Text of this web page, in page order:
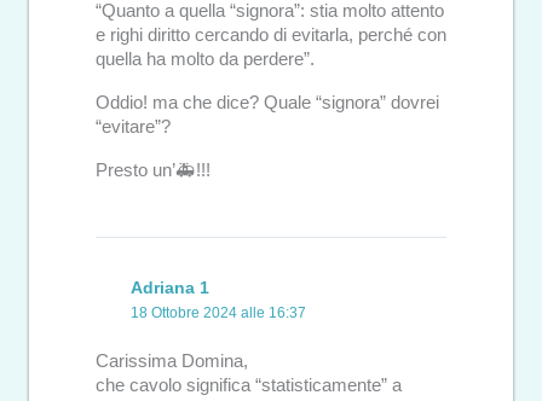
“Quanto a quella “signora”: stia molto attento
e righi diritto cercando di evitarla, perché con
quella ha molto da perdere”.
Oddio! ma che dice? Quale “signora” dovrei
“evitare”?
Presto un’🚑!!!
Adriana 1
18 Ottobre 2024 alle 16:37
Carissima Domina,
che cavolo significa “statisticamente” a